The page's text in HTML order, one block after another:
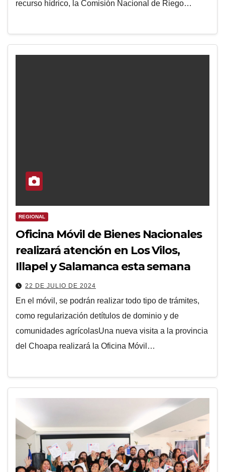
recurso hídrico, la Comisión Nacional de Riego…
REGIONAL
Oficina Móvil de Bienes Nacionales
realizará atención en Los Vilos,
Illapel y Salamanca esta semana
22 DE JULIO DE 2024
En el móvil, se podrán realizar todo tipo de trámites,
como regularización detítulos de dominio y de
comunidades agrícolasUna nueva visita a la provincia
del Choapa realizará la Oficina Móvil…